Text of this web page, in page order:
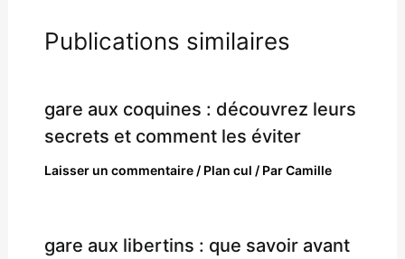
Publications similaires
gare aux coquines : découvrez leurs
secrets et comment les éviter
Laisser un commentaire / Plan cul / ParCamille
gare aux libertins : que savoir avant